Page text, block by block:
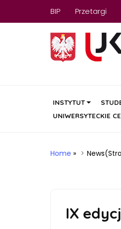
BIP Przetargi
INSTYTUT
UNIWERSYTECKIE
Home » News
IX